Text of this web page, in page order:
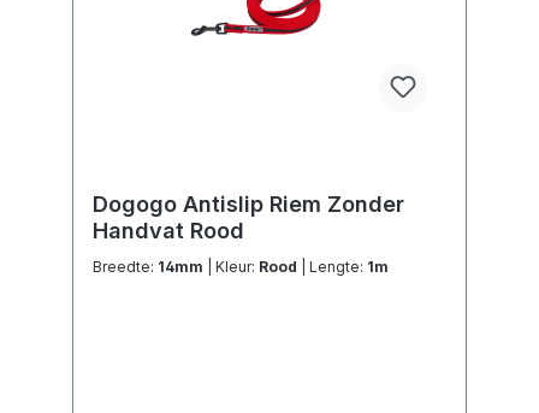
Dogogo Antislip Riem Zonder
Handvat Rood
Breedte: 14mm | Kleur: Rood | Lengte: 1m